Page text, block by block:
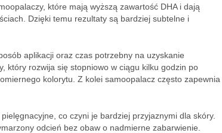
które mają wyższą zawartość DHA i dają
Dzięki temu rezultaty są bardziej subtelne i
aplikacji oraz czas potrzebny na uzyskanie
który rozwija się stopniowo w ciągu kilku godzin po
kolorytu. Z kolei samoopalacz często zapewnia
co czyni je bardziej przyjaznymi dla skóry.
odcień bez obaw o nadmierne zabarwienie.